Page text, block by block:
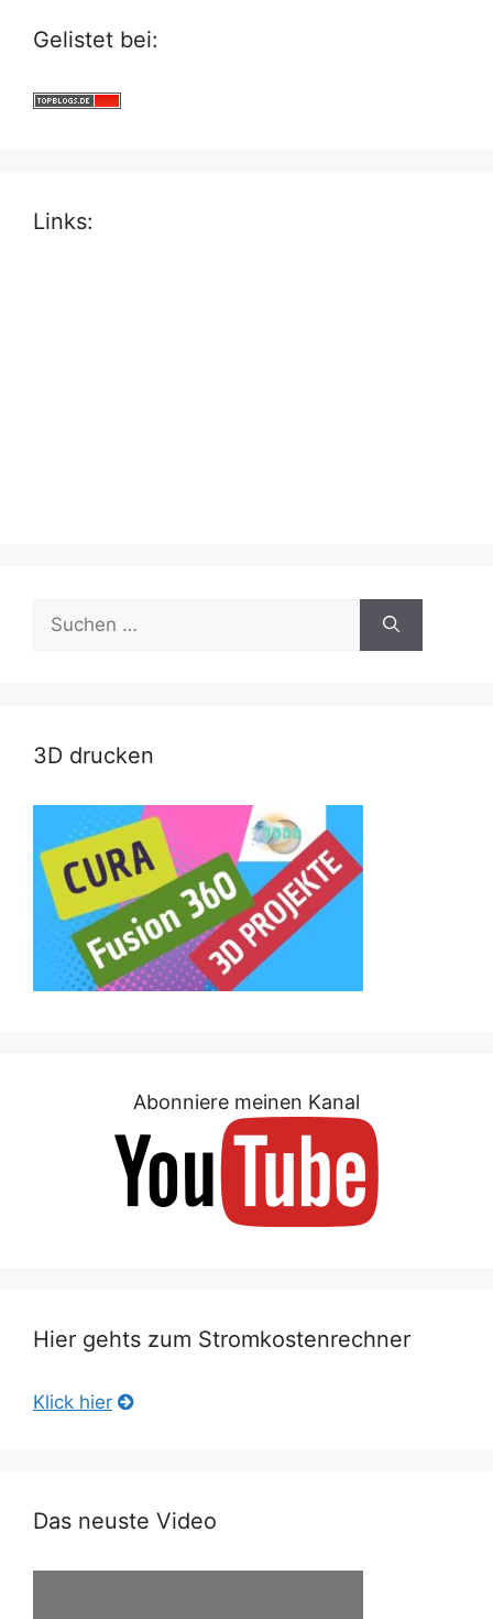
Gelistet bei:
Links:
Suche
nach:
3D drucken
Abonniere meinen Kanal
Hier gehts zum Stromkostenrechner
Klick hier
Das neuste Video